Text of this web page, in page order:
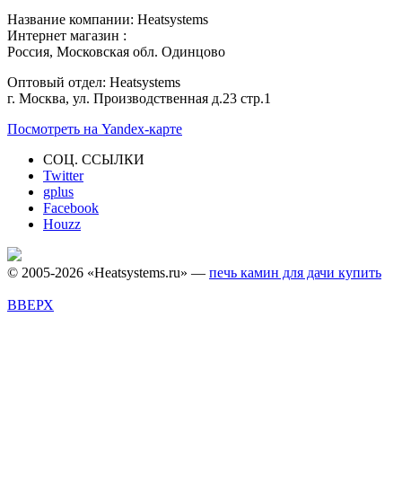
Название компании: Heatsystems
Интернет магазин :
Россия, Московская обл. Одинцово
Оптовый отдел: Heatsystems
г. Москва, ул. Производственная д.23 стр.1
Посмотреть на Yandex-карте
СОЦ. ССЫЛКИ
Twitter
gplus
Facebook
Houzz
© 2005-2026 «Heatsystems.ru» — печь камин для дачи купить
ВВЕРХ